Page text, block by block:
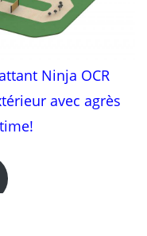
Ninja OCR
avec agrès